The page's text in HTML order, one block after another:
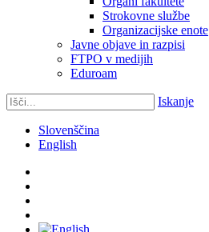
Strokovne službe
Organizacijske enote
Javne objave in razpisi
FTPO v medijih
Eduroam
Iskanje
Slovenščina
English